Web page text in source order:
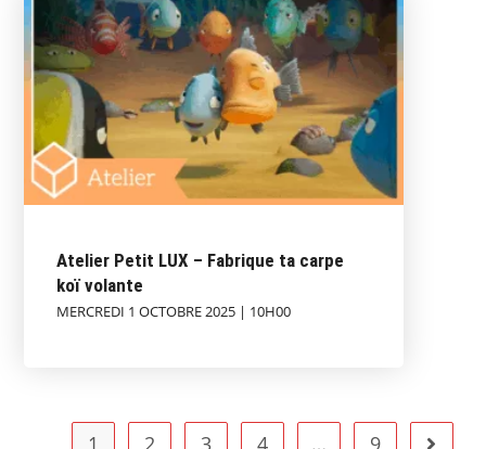
Atelier Petit LUX – Fabrique ta carpe
koï volante
MERCREDI 1 OCTOBRE 2025 | 10H00
1 2 3 4 … 9